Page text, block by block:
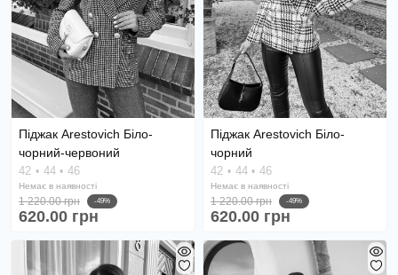
Піджак Arestovich Біло-
чорний-червоний
42 44 46
Немає в наявності
1 220.00 грн -49%
620.00 грн
Піджак Arestovich Біло-
чорний
42 44 46
Немає в наявності
1 220.00 грн -49%
620.00 грн